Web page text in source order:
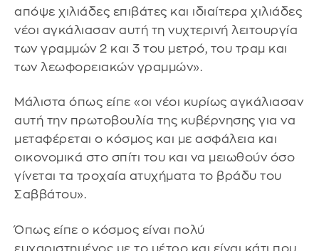
απόψε χιλιάδες επιβάτες και ιδιαίτερα χιλιάδες
νέοι αγκάλιασαν αυτή τη νυχτερινή λειτουργία
των γραμμών 2 και 3 του μετρό, του τραμ και
των λεωφορειακών γραμμών».
Μάλιστα όπως είπε «οι νέοι κυρίως αγκάλιασαν
αυτή την πρωτοβουλία της κυβέρνησης για να
μεταφέρεται ο κόσμος και με ασφάλεια και
οικονομικά στο σπίτι του και να μειωθούν όσο
γίνεται τα τροχαία ατυχήματα το βράδυ του
Σαββάτου».
Όπως είπε ο κόσμος είναι πολύ
ευχαριστημένος με το μέτρο και είναι κάτι που